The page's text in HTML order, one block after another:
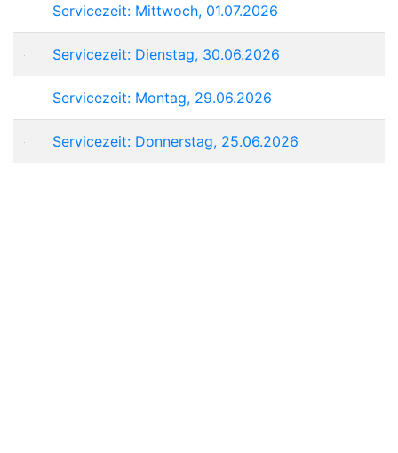
Servicezeit: Mittwoch, 01.07.2026
Servicezeit: Dienstag, 30.06.2026
Servicezeit: Montag, 29.06.2026
Servicezeit: Donnerstag, 25.06.2026